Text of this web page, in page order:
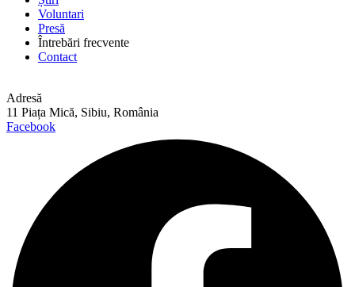
Voluntari
Presă
Întrebări frecvente
Contact
Adresă
11 Piața Mică, Sibiu, România
Facebook